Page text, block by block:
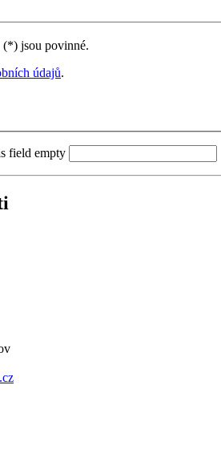
(*) jsou povinné.
údajů.
field empty